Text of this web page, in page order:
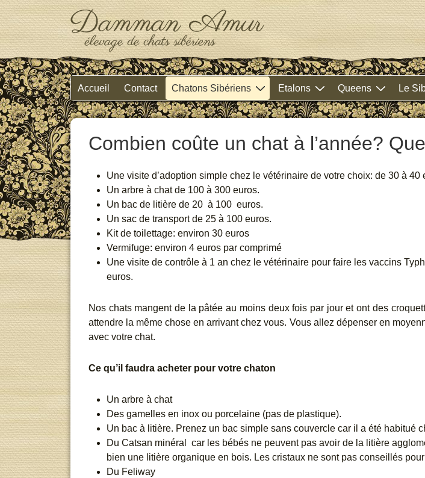
↓
Skip
to
Main
Content
Main
Navigation
Accueil Contact Chatons Sibériens Etalons Queens Le
Combien coûte un chat à l’année?
Une visite d’adoption simple chez le vétérinaire de votre choix: de 30 à 40
Un arbre à chat de 100 à 300 euros.
Un bac de litière de 20 à 100 euros.
Un sac de transport de 25 à 100 euros.
Kit de toilettage: environ 30 euros
Vermifuge: environ 4 euros par comprimé
Une visite de contrôle à 1 an chez le vétérinaire pour faire les vaccins
euros.
Nos chats mangent de la pâtée au moins deux fois par jour et ont des
attendre la même chose en arrivant chez vous. Vous allez dépenser en
avec votre chat.
Ce qu’il faudra acheter pour votre chaton
Un arbre à chat
Des gamelles en inox ou porcelaine (pas de plastique).
Un bac à litière. Prenez un bac simple sans couvercle car il a été habitué
Du Catsan minéral car les bébés ne peuvent pas avoir de la litière
bien une litière organique en bois. Les cristaux ne sont pas conseillés
Du Feliway